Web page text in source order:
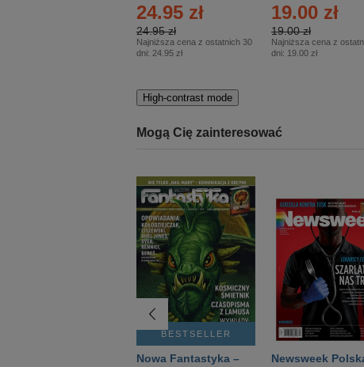
24.95 zł
24.95 zł
Najniższa cena z ostatnich 30
dni: 24.95 zł
– 2/2026
19.00 zł
19.00 zł
Najniższa cena z
dni: 19.00 zł
High-contrast mode
Mogą Cię zainteresować
BESTSELLER
Nowa Fantastyka –
Newsweek